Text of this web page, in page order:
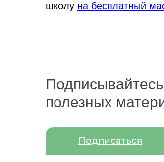
школу на бесплатный
полезных
Подписаться